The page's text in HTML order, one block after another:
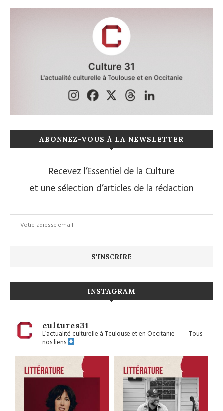
ABONNEZ-VOUS À LA NEWSLETTER
Recevez l’Essentiel de la Culture
et une sélection d’articles de la rédaction
INSTAGRAM
cultures31
L’actualité culturelle à Toulouse et en Occitanie——Tous
nos liens